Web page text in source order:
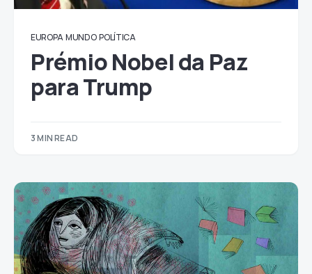
EUROPA MUNDO POLÍTICA
Prémio Nobel da Paz
para Trump
3 MIN READ